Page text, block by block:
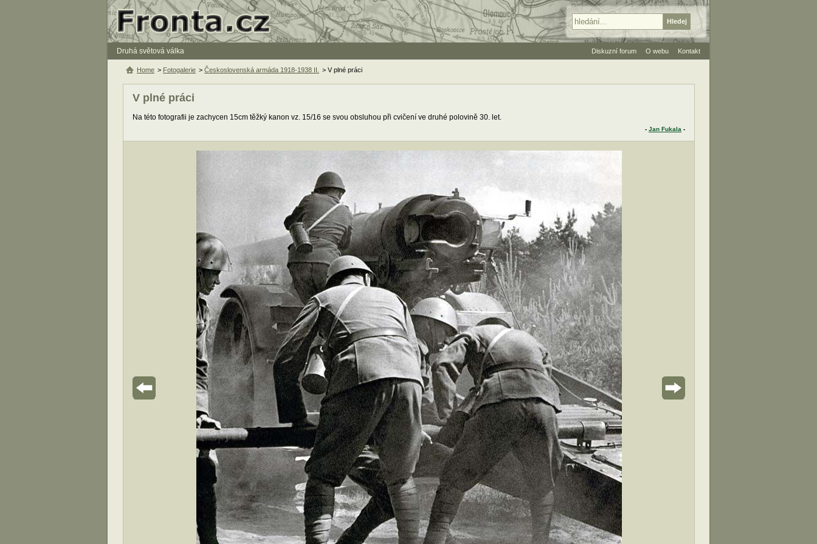
Druhá světová válka
V plné práci
Na této fotografii je zachycen 15cm těžký kanon vz. 15/16 se svou obsluhou při cvičení ve druhé polovině 30. let.
- Jan Fukala -
Home > Fotogalerie > Československá armáda 1918-1938 II. > V plné práci
Diskuzní forum O webu Kontakt